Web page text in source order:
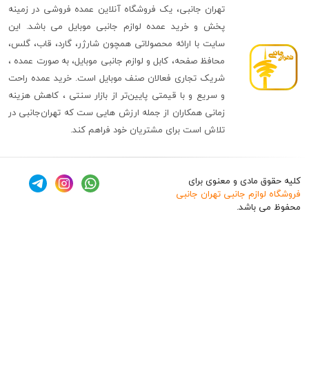
تهران جانبی، یک فروشگاه آنلاین عمده فروشی در زمینه
پخش و خرید عمده لوازم جانبی موبایل می باشد. این
سایت با ارائه محصولاتی همچون شارژر، گارد، قاب، گلس،
محافظ صفحه، کابل و لوازم جانبی موبایل، به صورت عمده ،
شریک تجاری فعالان صنف موبایل است. خرید عمده راحت
و سریع و با قیمتی پایین‌تر از بازار سنتی ، کاهش هزینه
زمانی همکاران از جمله ارزش هایی ست که تهران‌جانبی در
تلاش است برای مشتریان خود فراهم کند.
مادی و معنوی برای
جانبی تهران جانبی
باشد.